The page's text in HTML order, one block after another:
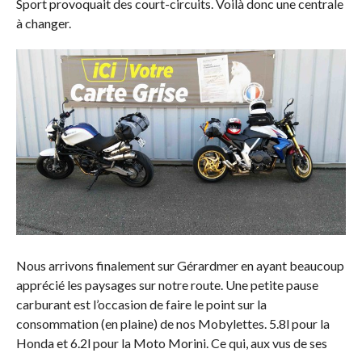
Sport provoquait des court-circuits. Voilà donc une centrale
à changer.
Nous arrivons finalement sur Gérardmer en ayant beaucoup
apprécié les paysages sur notre route. Une petite pause
carburant est l’occasion de faire le point sur la
consommation (en plaine) de nos Mobylettes. 5.8l pour la
Honda et 6.2l pour la Moto Morini. Ce qui, aux vus de ses